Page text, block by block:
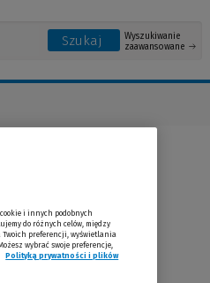
Szukaj
Wyszukiwanie
zaawansowane
i innych podobnych
do różnych celów, między
preferencji, wyświetlania
wybrać swoje preferencje,
Polityką prywatności i plików